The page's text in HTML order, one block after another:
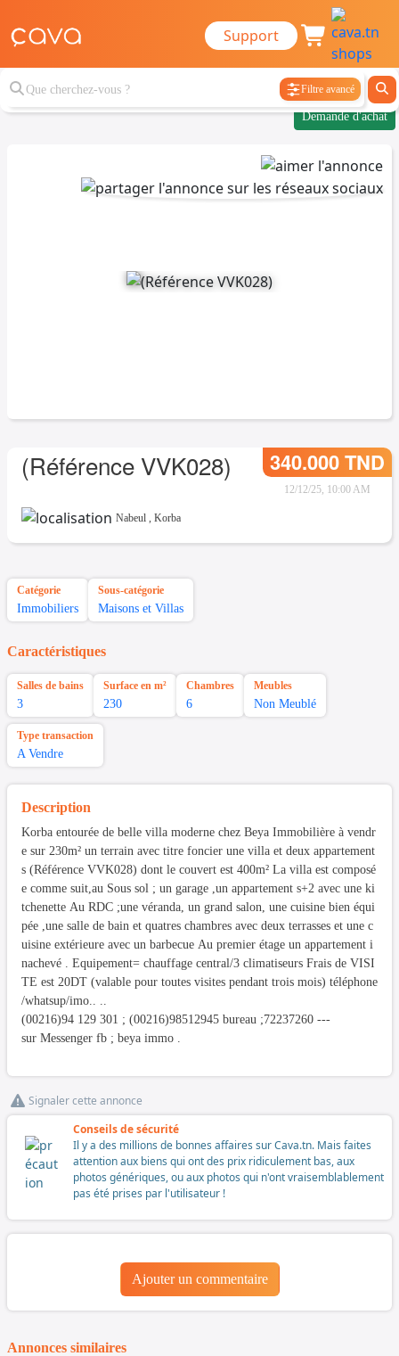
Support
Filtre avancé
Demande d'achat
(Référence VVK028) 340.000 TND
12/12/25, 10:00 AM
Nabeul , Korba
Catégorie
Immobiliers
Sous-catégorie
Maisons et Villas
Caractéristiques
Salles de bains
3
Surface en m²
230
Chambres
6
Meubles
Non Meublé
Type transaction
A Vendre
Description
Korba entourée de belle villa moderne chez Beya Immobilière à vendr
e sur 230m² un terrain avec titre foncier une villa et deux appartement
s (Référence VVK028) dont le couvert est 400m² La villa est composé
e comme suit,au Sous sol ; un garage ,un appartement s+2 avec une ki
tchenette Au RDC ;une véranda, un grand salon, une cuisine bien équi
pée ,une salle de bain et quatres chambres avec deux terrasses et une c
uisine extérieure avec un barbecue Au premier étage un appartement i
nachevé . Equipement= chauffage central/3 climatiseurs Frais de VISI
TE est 20DT (valable pour toutes visites pendant trois mois) téléphone
/whatsup/imo.. ..
(00216)94 129 301 ; (00216)98512945 bureau ;72237260 ---
sur Messenger fb ; beya immo .
Signaler cette annonce
Conseils de sécurité
Il y a des millions de bonnes affaires sur Cava.tn. Mais faites
attention aux biens qui ont des prix ridiculement bas, aux
photos génériques, ou aux photos qui n'ont vraisemblablement
pas été prises par l'utilisateur !
Ajouter un commentaire
Annonces similaires